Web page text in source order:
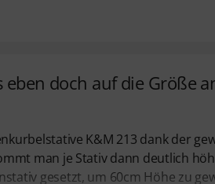
doch auf die Größe
K&M 213 dank der
man je Stativ dann deutlich
gesetzt, um 60cm Höhe zu